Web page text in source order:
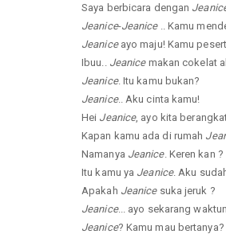
Saya berbicara dengan
Jeanice-Jeanice.. Kamu
Jeaniceayo maju! Kamu
Ibuu.. Jeanicemakan cokelat
Jeanice. Itu kamu bukan?
Jeanice.. Aku cinta kamu!
Hei Jeanice, ayo kita
Kapan kamu ada di rumah
Namanya Jeanice. Keren kan ?
Itu kamu ya Jeanice. Aku
Apakah Jeanicesuka jeruk ?
Jeanice... ayo sekarang
Jeanice? Kamu mau bertanya?